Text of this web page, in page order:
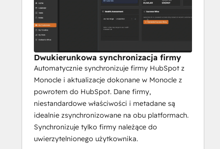
Dzięki temu można skupić się na
strategicznej pracy z klientem.
2) Fragmentacja danych w różnych
systemach
Dane klientów znajdują się w HubSpot, ale
codzienne przepływy pracy CS odbywają
się gdzie indziej. Monocle
tworzy dwukierunkową synchronizację
między HubSpot i opartym na sztucznej
inteligencji obszarem roboczym Monocle,
zapewniając, że CRM
Dwukierunkowa synchronizacja firmy
Automatycznie synchronizuje firmy HubSpot z
Monocle i aktualizacje dokonane w Monocle z
powrotem do HubSpot. Dane firmy,
niestandardowe właściwości i metadane są
idealnie zsynchronizowane na obu platformach.
Synchronizuje tylko firmy należące do
uwierzytelnionego użytkownika.